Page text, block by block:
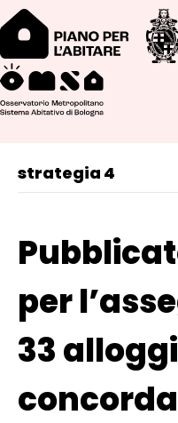
strategia 4
per
33